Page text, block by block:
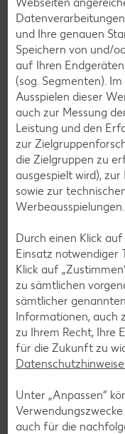
Flammkuchen-
Frühstücksrezepte
Salat-Rezepte
Spargel-Rezepte
Fleisch-Rezepte
Fisch-Rezepte
Geflügel-Rezepte
Lamm-Rezepte
Grill-Rezepte
Muffin-Rezepte
Apfelkuchen-
Schokokuchen-
Torten-Rezepte
Pfannkuchen-
Plätzchen-Rezepte
und Ihre genauen
Speichern von und/
auf Ihren
(sog. Segmenten).
Ausspielen dieser
auch zur Messung
Leistung und den
zur
die Zielgruppen zu
ausgespielt wird),
sowie zur
Werbeausspielungen.
Durch einen Klick
Einsatz notwendiger
Klick auf
zu sämtlichen
sämtlicher
Informationen, auch
zu Ihrem Recht, Ihre
für die Zukunft zu
Unter „Anpassen“
auch für die